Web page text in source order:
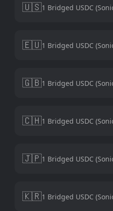
🇺🇸1 Bridged USDC
🇪🇺1 Bridged USDC
🇬🇧1 Bridged USDC
🇨🇭1 Bridged USDC
🇯🇵1 Bridged USDC
🇰🇷1 Bridged USDC